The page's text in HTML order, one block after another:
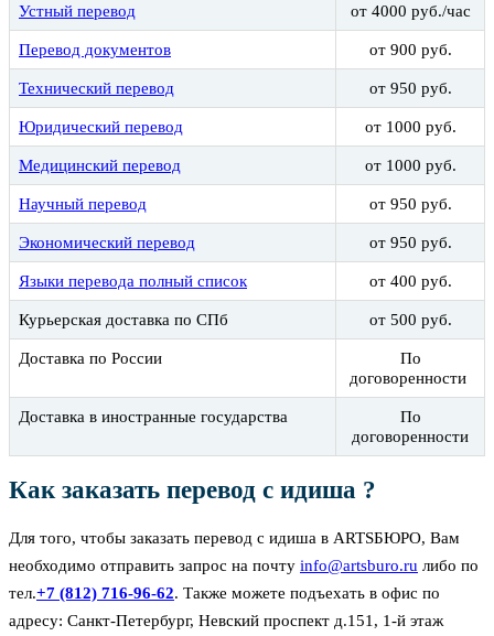
Устный перевод от 4000 руб./час
Перевод документов от 900 руб.
Технический перевод от 950 руб.
Юридический перевод от 1000 руб.
Медицинский перевод от 1000 руб.
Научный перевод от 950 руб.
Экономический перевод от 950 руб.
Языки перевода полный список от 400 руб.
Курьерская доставка по СПб от 500 руб.
Доставка по России
По
договоренности
Доставка в иностранные государства
По
договоренности
Как заказать перевод с идиша ?
Для того, чтобы заказать перевод с идиша в ARTSБЮРО, Вам
необходимо отправить запрос на почту info@artsburo.ru либо по
тел.+7 (812) 716-96-62. Также можете подъехать в офис по
адресу: Санкт-Петербург, Невский проспект д.151, 1-й этаж